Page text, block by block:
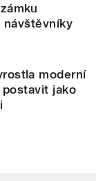
moderní
jako